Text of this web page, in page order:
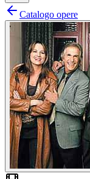
Catalogo opere